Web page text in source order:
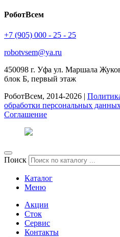
РоботВсем
+7 (905) 000 - 25 - 25
robotvsem@ya.ru
450098 г. Уфа ул. Маршала
блок Б, первый этаж
РоботВсем, 2014-2026 |
обработки персональных
Соглашение
Поиск
Каталог
Меню
Акции
Сток
Сервис
Контакты